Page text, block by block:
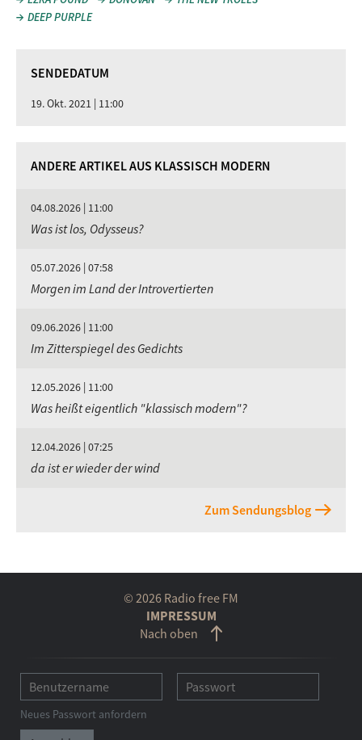
DEEP PURPLE
SENDEDATUM
19. Okt. 2021 | 11:00
ANDERE ARTIKEL AUS KLASSISCH MODERN
04.08.2026 | 11:00
Was ist los, Odysseus?
05.07.2026 | 07:58
Morgen im Land der Introvertierten
09.06.2026 | 11:00
Im Zitterspiegel des Gedichts
12.05.2026 | 11:00
Was heißt eigentlich "klassisch modern"?
12.04.2026 | 07:25
da ist er wieder der wind
Zum Sendungsblog
© 2026 Radio free FM
IMPRESSUM
Nach oben
Neues Passwort anfordern